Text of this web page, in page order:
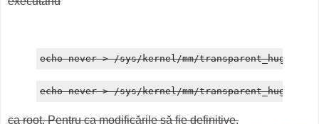
echo never > /sys/kernel/mm/
echo never > /sys/kernel/mm/
ca root. Pentru ca modificările să fie definitive,